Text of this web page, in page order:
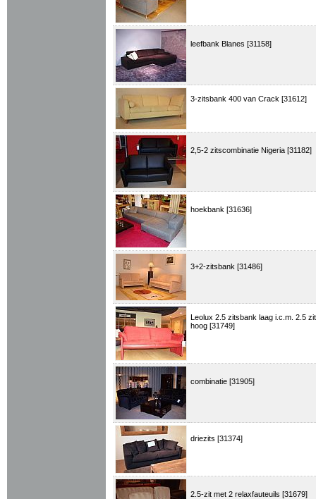
leefbank Blanes [31158]
3-zitsbank 400 van Crack [31612]
2,5-2 zitscombinatie Nigeria [31182]
hoekbank [31636]
3+2-zitsbank [31486]
Leolux 2.5 zitsbank laag i.c.m. 2.5
hoog [31749]
combinatie [31905]
driezits [31374]
2.5-zit met 2 relaxfauteuils [31679]